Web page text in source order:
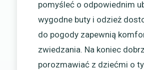
pomyśleć o odpowiednim
wygodne buty i odzież
do pogody zapewnią
zwiedzania. Na koniec
porozmawiać z dziećmi o